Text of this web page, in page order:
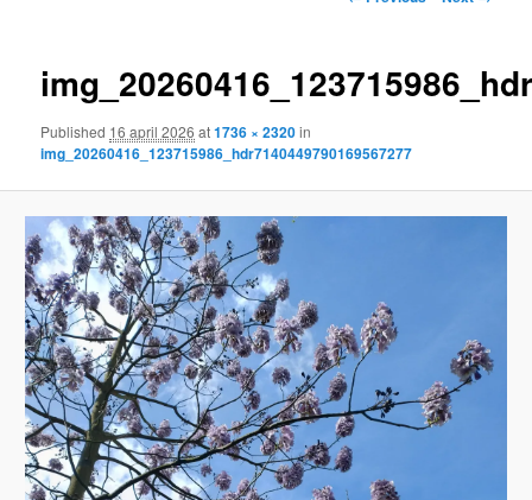
content
Published 16 april 2026 at1736 × 2320in
img_20260416_123715986_hdr7140449790169567277